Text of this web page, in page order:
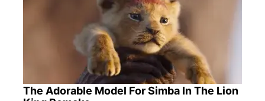
The Adorable Model For Simba In The Lion